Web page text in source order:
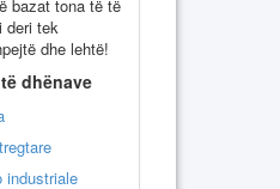
bazat tona të të
deri tek
dhe lehtë!
dhënave
industriale